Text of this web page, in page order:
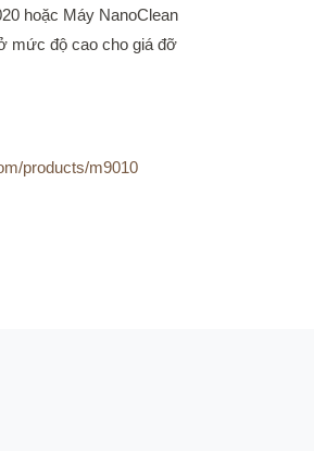
hoặc Máy NanoClean
mức độ cao cho giá đỡ
products/m9010